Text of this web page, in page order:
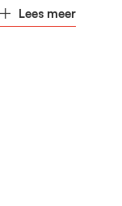
High-immunity
brandgevaar minimaal
Lees meer